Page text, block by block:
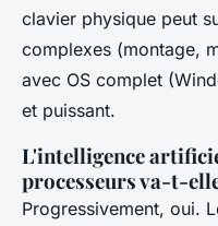
clavier physique peut
complexes (montage,
avec OS complet
et puissant.
L'intelligence
processeurs va-t-
Progressivement, oui.